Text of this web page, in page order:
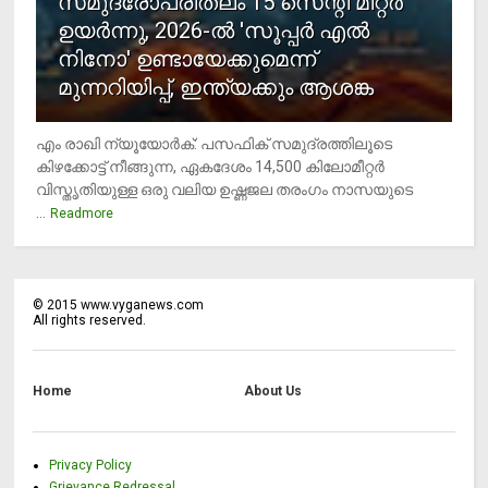
ഉയര്‍ന്നു, 2026-ല്‍ 'സൂപ്പര്‍ എല്‍
നിനോ' ഉണ്ടായേക്കുമെന്ന്
മുന്നറിയിപ്പ്, ഇന്ത്യക്കും ആശങ്ക
എം രാഖി ന്യൂയോര്‍ക്: പസഫിക് സമുദ്രത്തിലൂടെ
കിഴക്കോട്ട് നീങ്ങുന്ന, ഏകദേശം 14,500 കിലോമീറ്റര്‍
വിസ്തൃതിയുള്ള ഒരു വലിയ ഉഷ്ണജല തരംഗം നാസയുടെ
... Readmore
©2015 www.vyganews.com
All rights reserved.
Home About Us
Privacy Policy